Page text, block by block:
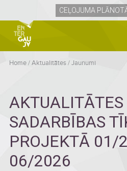
CEĻOJUMA
Home/Aktualitātes/Jaunumi
AKTUALITĀTES
SADARBĪBAS
PROJEKTĀ 01/
06/2026